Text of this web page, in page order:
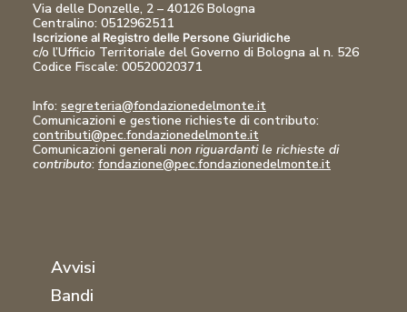
Via delle Donzelle, 2 – 40126 Bologna
Centralino: 0512962511
Iscrizione al Registro delle Persone Giuridiche
c/o l’Ufficio Territoriale del Governo di Bologna al n. 526
Codice Fiscale: 00520020371
Info: segreteria@fondazionedelmonte.it
Comunicazioni e gestione richieste di contributo:
contributi@pec.fondazionedelmonte.it
Comunicazioni generali non riguardanti le richieste di
contributo: fondazione@pec.fondazionedelmonte.it
Avvisi
Bandi